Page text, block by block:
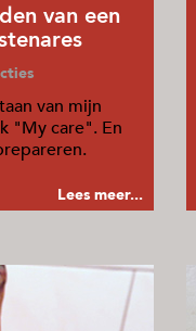
van een
van mijn
"My care". En
Lees meer...